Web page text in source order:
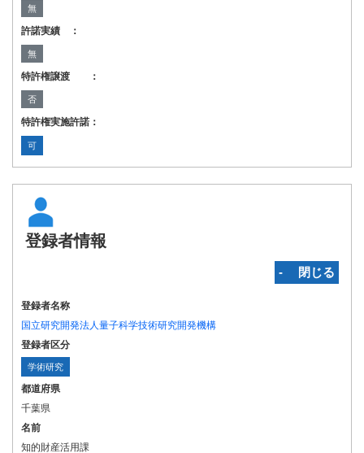
無
許諾実績 ：
無
特許権譲渡 ：
否
特許権実施許諾：
可
登録者情報
‐ 閉じる
登録者名称
国立研究開発法人量子科学技術研究開発機構
登録者区分
学術研究
都道府県
千葉県
名前
知的財産活用課